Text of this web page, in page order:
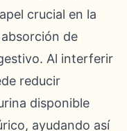
crucial en la
de
Al interferir
reducir
disponible
ayudando así